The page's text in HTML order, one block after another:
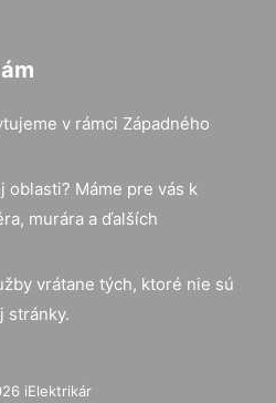
v rámci Západného
Máme pre vás k
murára a ďalších
vrátane tých, ktoré nie sú
stránky.
iElektrikár